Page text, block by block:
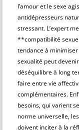
l’amour et le sexe
antidépresseurs
stressant. L’expert
**compatibilité
tendance à
sexualité peut
déséquilibre à long
faire entre vie
complémentaires.
besoins, qui varient
norme universelle,
doivent inciter à la